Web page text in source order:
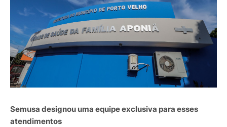
Semusa designou uma equipe exclusiva para esses
atendimentos